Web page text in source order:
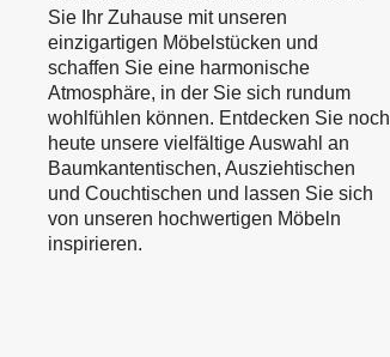
Sie Ihr Zuhause mit unseren
einzigartigen Möbelstücken und
schaffen Sie eine harmonische
Atmosphäre, in der Sie sich rundum
wohlfühlen können. Entdecken Sie noch
heute unsere vielfältige Auswahl an
Baumkantentischen, Ausziehtischen
und Couchtischen und lassen Sie sich
von unseren hochwertigen Möbeln
inspirieren.